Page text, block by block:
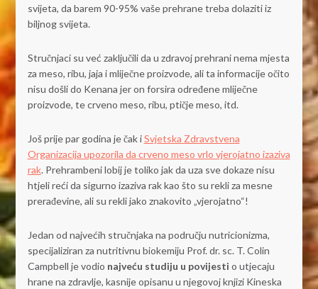
svijeta, da barem 90-95% vaše prehrane treba dolaziti iz
biljnog svijeta.
Stručnjaci su već zaključili da u zdravoj prehrani nema mjesta
za meso, ribu, jaja i mliječne proizvode, ali ta informacije očito
nisu došli do Kenana jer on forsira određene mliječne
proizvode, te crveno meso, ribu, ptičje meso, itd.
Još prije par godina je čak iSvjetska Zdravstvena
Organizacija upozorila da crveno meso vrlo vjerojatno izaziva
rak. Prehrambeni lobij je toliko jak da uza sve dokaze nisu
htjeli reći da sigurno izaziva rak kao što su rekli za mesne
prerađevine, ali su rekli jako znakovito „vjerojatno“!
Jedan od najvećih stručnjaka na području nutricionizma,
specijaliziran za nutritivnu biokemiju Prof. dr. sc. T. Colin
Campbell je vodio najveću studiju u povijesti o utjecaju
hrane na zdravlje, kasnije opisanu u njegovoj knjizi Kineska